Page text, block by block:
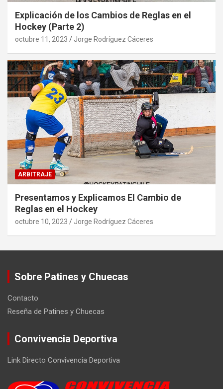
Explicación de los Cambios de Reglas en el
Hockey (Parte 2)
octubre 11, 2023 Jorge Rodríguez Cáceres
ARBITRAJE
Presentamos y Explicamos El Cambio de
Reglas en el Hockey
octubre 10, 2023 Jorge Rodríguez Cáceres
Sobre Patines y Chuecas
Contacto
Reseña de Patines y Chuecas
Convivencia Deportiva
Link Directo Convivencia Deportiva